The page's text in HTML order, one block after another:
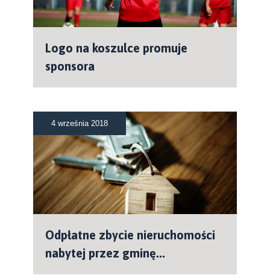
Logo na koszulce promuje
sponsora
4 września 2018
Odpłatne zbycie nieruchomości
nabytej przez gminę...